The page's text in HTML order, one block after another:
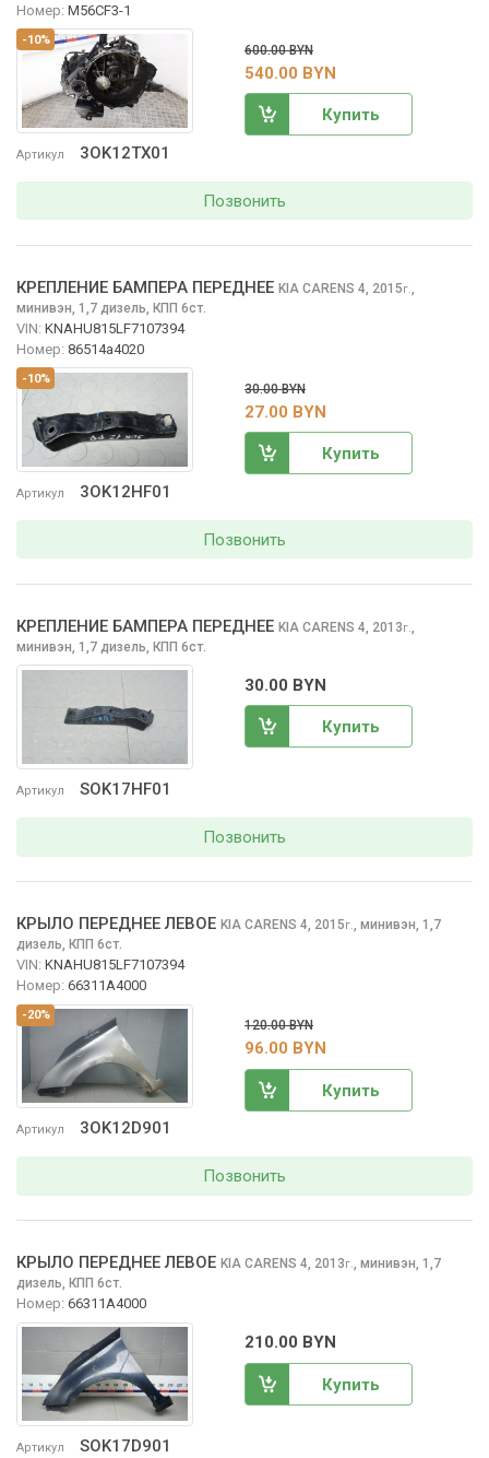
-10%
Артикул 3OK12TX01
Номер: M56CF3-1
600.00 BYN
540.00 BYN
Купить
Позвонить
-10%
Артикул 3OK12HF01
КРЕПЛЕНИЕ БАМПЕРА ПЕРЕДНЕЕ KIA CARENS 4, 2015г.,
минивэн, 1,7 дизель, КПП 6ст.
VIN: KNAHU815LF7107394
Номер: 86514a4020
30.00 BYN
27.00 BYN
Купить
Позвонить
Артикул SOK17HF01
КРЕПЛЕНИЕ БАМПЕРА ПЕРЕДНЕЕ KIA CARENS 4, 2013г.,
минивэн, 1,7 дизель, КПП 6ст.
30.00 BYN
Купить
Позвонить
-20%
Артикул 3OK12D901
КРЫЛО ПЕРЕДНЕЕ ЛЕВОЕ KIA CARENS 4, 2015г., минивэн, 1,7
дизель, КПП 6ст.
VIN: KNAHU815LF7107394
Номер: 66311A4000
120.00 BYN
96.00 BYN
Купить
Позвонить
Артикул SOK17D901
КРЫЛО ПЕРЕДНЕЕ ЛЕВОЕ KIA CARENS 4, 2013г., минивэн, 1,7
дизель, КПП 6ст.
Номер: 66311A4000
210.00 BYN
Купить